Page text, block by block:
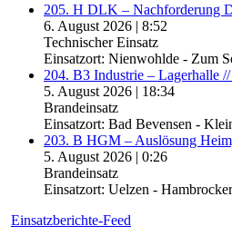
205. H DLK – Nachforderung
6. August 2026 | 8:52
Technischer Einsatz
Einsatzort: Nienwohlde - Zum
204. B3 Industrie – Lagerhalle
5. August 2026 | 18:34
Brandeinsatz
Einsatzort: Bad Bevensen -
203. B HGM – Auslösung
5. August 2026 | 0:26
Brandeinsatz
Einsatzort: Uelzen -
Einsatzberichte-Feed